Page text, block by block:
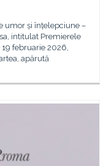
umor și înțelepciune –
intitulat Premierele
februarie 2026,
apărută